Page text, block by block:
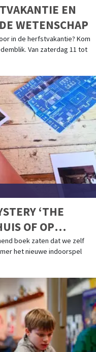
EN
WETENSCHAP
in de herfstvakantie? Kom
Van zaterdag 11 tot
‘THE
OF OP
boek zaten dat we zelf
het nieuwe indoorspel